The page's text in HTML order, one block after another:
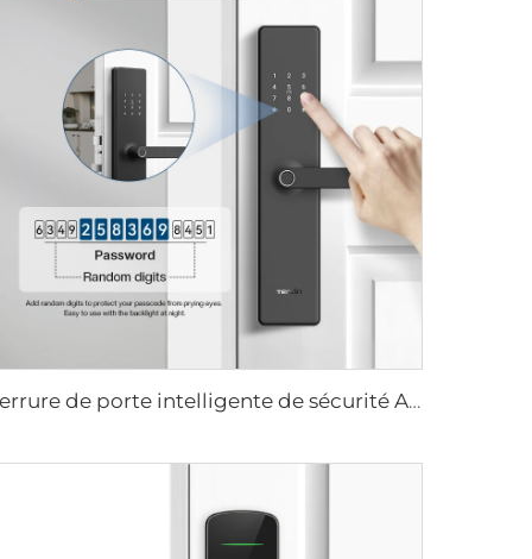
Serrure de porte intelligente de sécurité Anti-espionnage à mot de passe IC Carte RF Empreintes digitales WiFi Bluetooth Tenon T10